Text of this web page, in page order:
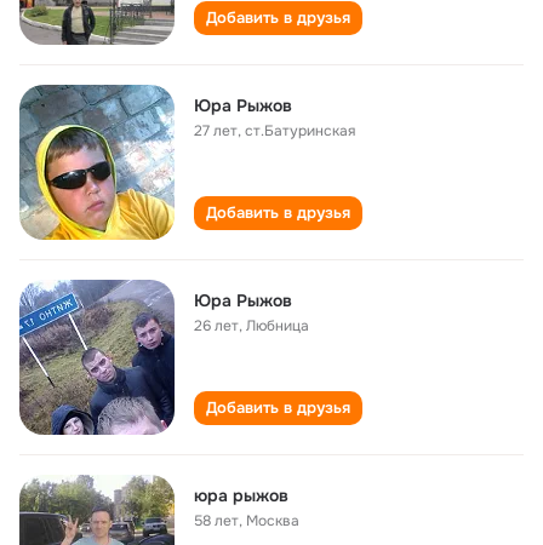
Добавить в друзья
Юра Рыжов
27 лет,ст.Батуринская
Добавить в друзья
Юра Рыжов
26 лет,Любница
Добавить в друзья
юра рыжов
58 лет, Москва